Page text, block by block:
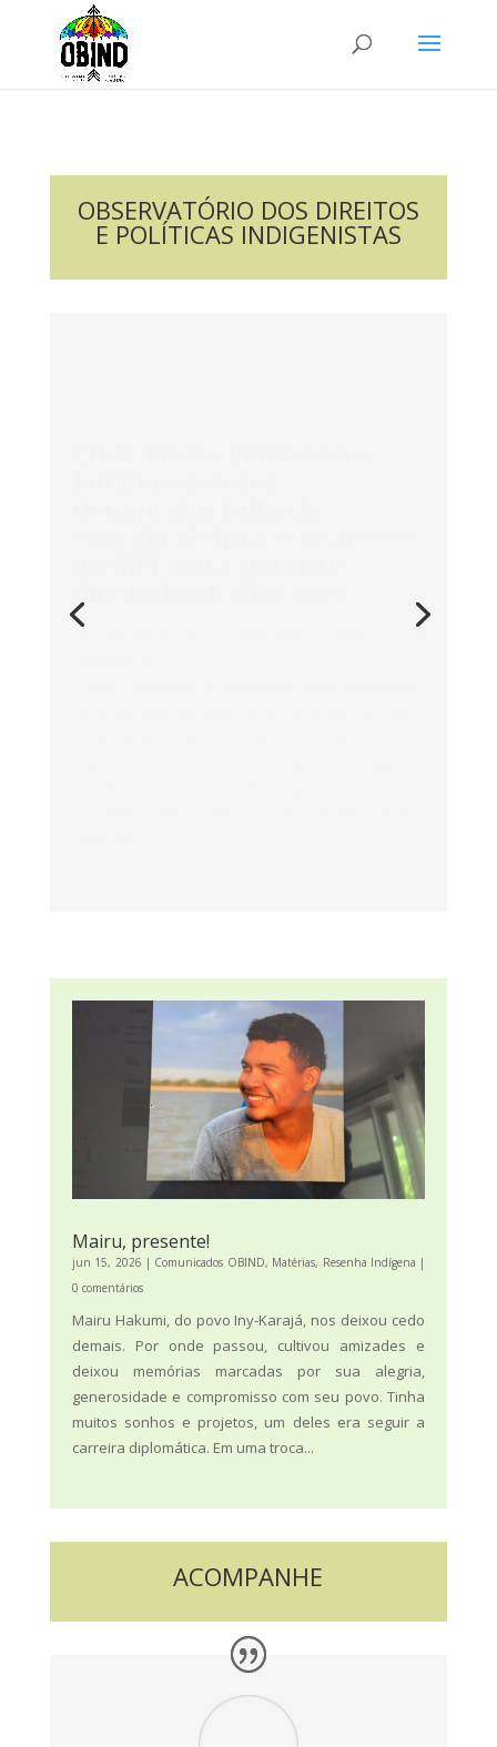
OBSERVATÓRIO DOS DIREITOS
E POLÍTICAS INDIGENISTAS
comentários
Povos Jaminawa e Jaminawa-Arara denunciam
Mairu, presente!
jun 15, 2026 | Comunicados OBIND, Matérias, Resenha Indígena |
0 comentários
Mairu Hakumi, do povo Iny-Karajá, nos deixou cedo
demais. Por onde passou, cultivou amizades e
deixou memórias marcadas por sua alegria,
generosidade e compromisso com seu povo. Tinha
muitos sonhos e projetos, um deles era seguir a
carreira diplomática. Em uma troca...
ACOMPANHE